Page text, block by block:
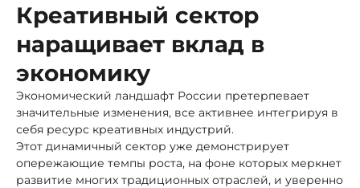
Креативный сектор
наращивает вклад в
экономику
Экономический ландшафт России претерпевает
значительные изменения, все активнее интегрируя в
себя ресурс креативных индустрий.
Этот динамичный сектор уже демонстрирует
опережающие темпы роста, на фоне которых меркнет
развитие многих традиционных отраслей, и уверенно